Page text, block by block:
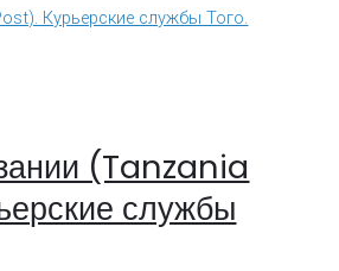
Курьерские службы Того.
(Tanzania
службы